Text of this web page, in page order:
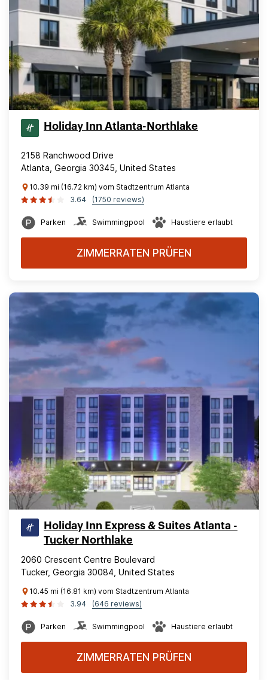
Holiday Inn Atlanta-Northlake
2158 Ranchwood Drive
Atlanta, Georgia 30345, United States
10.39 mi (16.72 km) vom Stadtzentrum Atlanta
3.64
(1750 reviews)
Parken Swimmingpool Haustiere erlaubt
ZIMMERRATEN PRÜFEN
Holiday Inn Express & Suites Atlanta -
Tucker Northlake
2060 Crescent Centre Boulevard
Tucker, Georgia 30084, United States
10.45 mi (16.81 km) vom Stadtzentrum Atlanta
3.94
(646 reviews)
Parken Swimmingpool Haustiere erlaubt
ZIMMERRATEN PRÜFEN